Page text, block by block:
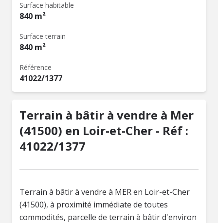
Surface habitable
840 m²
Surface terrain
840 m²
Référence
41022/1377
Terrain à bâtir à vendre à Mer
(41500) en Loir-et-Cher - Réf :
41022/1377
Terrain à bâtir à vendre à MER en Loir-et-Cher
(41500), à proximité immédiate de toutes
commodités, parcelle de terrain à bâtir d'environ